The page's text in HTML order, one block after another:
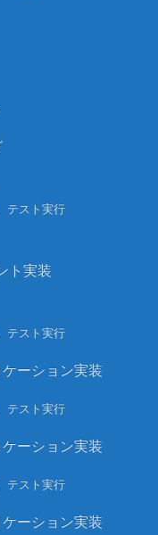
テスト実行
ト実装
テスト実行
ーション実装
テスト実行
ーション実装
テスト実行
ーション実装